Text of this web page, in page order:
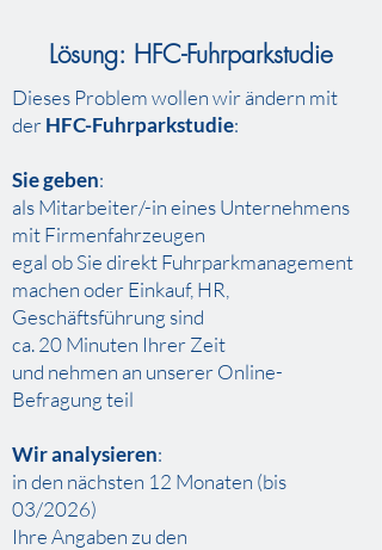
Lösung: HFC-Fuhrparkstudie
Dieses Problem wollen wir ändern mit
derHFC-Fuhrparkstudie:
Sie geben:
als Mitarbeiter/-in eines Unternehmens
mit Firmenfahrzeugen
egal ob Sie direkt Fuhrparkmanagement
machen oder Einkauf, HR,
Geschäftsführung sind
ca. 20 Minuten Ihrer Zeit
und nehmen an unserer Online-
Befragung teil
Wir analysieren:
in den nächsten 12 Monaten (bis
03/2026)
Ihre Angaben zu den